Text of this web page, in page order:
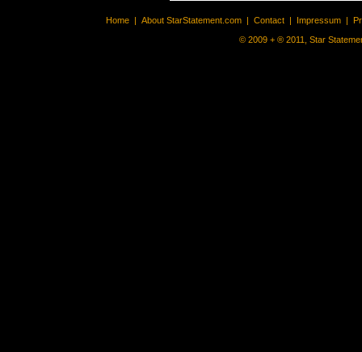
Home | About StarStatement.com | Contact | Impressum |
© 2009 + ® 2011, Star